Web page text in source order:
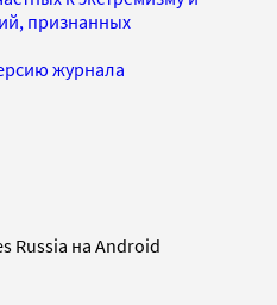
признанных
журнала
Russia на Android